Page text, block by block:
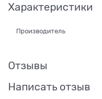
Характеристики
Производитель
Отзывы
Написать отзыв